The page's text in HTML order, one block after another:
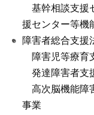
基幹相談支援
援センター等機
障害者総合支援
障害児等療育
発達障害者支
高次脳機能障
事業